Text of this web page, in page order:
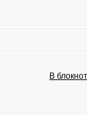
В блокнот